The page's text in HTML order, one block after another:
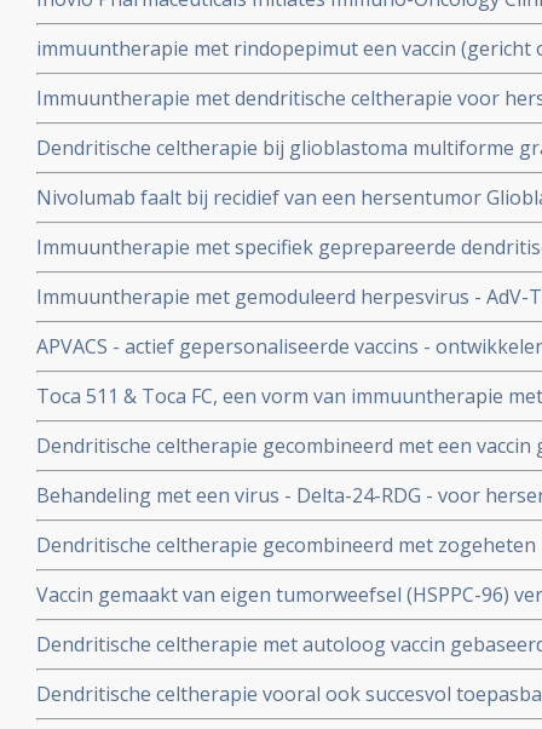
Combination with Regeneron’s PD-1 Inhibitor
immuuntherapie met rindopepimut een vaccin (gericht
temozolomide geeft geen enkel verschil in overall
temozolomide bij hersentumoren Glioblastoma met
operatie
Immuuntherapie met dendritische celtherapie voor
multiforme geeft 20 en 14 procent overall overleving
jaar .
Dendritische celtherapie bij glioblastoma multiforme
temodal geeft langere overall overleving. 46 procent
Nivolumab faalt bij recidief van een hersentumor
studie Checkmate 143 wordt stopgezet
Immuuntherapie met specifiek geprepareerde
tetanus virus (CMV) geeft superieure duurzame
overall overleving
Immuuntherapie met gemoduleerd herpesvirus -
voor hoog significant meer en langere overleving in
standaardbehandeling bij hersentumoren
APVACS - actief gepersonaliseerde vaccins -
nieuw consortium van 14 organisaties - GAPVAC,
Toca 511 & Toca FC, een vorm van immuuntherapie
combinatie met 5-FU bij hersentumoren -
patiënt in behandeling genomen
Dendritische celtherapie gecombineerd met een vaccin
eiwitexpressie voor patiënten met een hersentumor
fase I/II studie onderzocht
Behandeling met een virus - Delta-24-RDG - voor
multiforme wordt onderzocht in een fase I /II studie in
Dendritische celtherapie gecombineerd met
verdriedubbeld overlevingstijd van mensen met een
multiforme. copy 1
Vaccin gemaakt van eigen tumorweefsel (HSPPC-96)
lang van mensen met een geheel of gedeeltelijke
tussenevaluatie van fase II studie gepresenteerd op
Dendritische celtherapie met autoloog vaccin
significant langere ziektevrije tijd en overall overleving
hersentumor - glioblastoom
Dendritische celtherapie vooral ook succesvol